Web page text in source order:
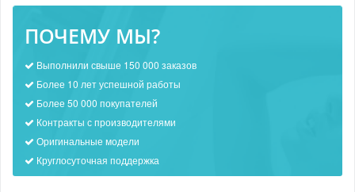
ПОЧЕМУ МЫ?
Выполнили свыше 150 000 заказов
Более 10 лет успешной работы
Более 50 000 покупателей
Контракты с производителями
Оригинальные модели
Круглосуточная поддержка